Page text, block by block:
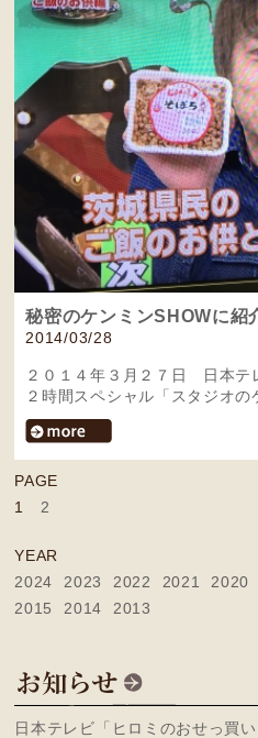
秘密のケンミンSHOWに紹
2014/03/28
２０１４年３月２７日 日本
２時間スペシャル「スタジオ
PAGE
1
2
YEAR
2024
2023 2022 2021 2020
2015
2014 2013
日本テレビ「ヒロミのおせっ買